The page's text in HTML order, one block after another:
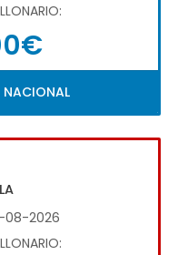
NACIONAL
08-2026